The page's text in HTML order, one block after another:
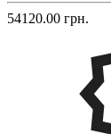
54120.00 грн.